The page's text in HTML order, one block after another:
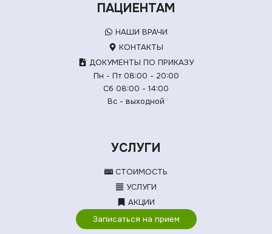
ПАЦИЕНТАМ
НАШИ ВРАЧИ
КОНТАКТЫ
ДОКУМЕНТЫ ПО ПРИКАЗУ
Пн - Пт 08:00 - 20:00
Сб 08:00 - 14:00
Вс - выходной
УСЛУГИ
СТОИМОСТЬ
УСЛУГИ
АКЦИИ
Записаться на прием